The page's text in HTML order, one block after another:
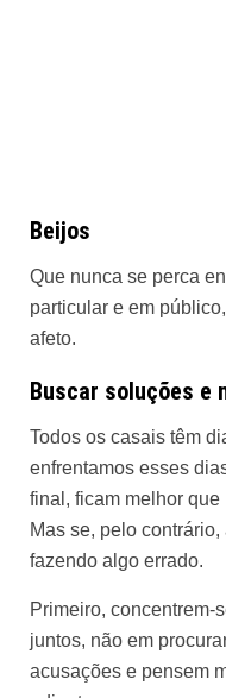
Beijos
Que nunca se perca
particular e em
afeto.
Buscar soluções e
Todos os casais têm
enfrentamos esses
final, ficam melhor
Mas se, pelo
fazendo algo errado.
Primeiro, concentrem-
juntos, não em
acusações e pensem